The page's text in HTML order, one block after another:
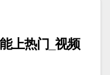
上热门_视频